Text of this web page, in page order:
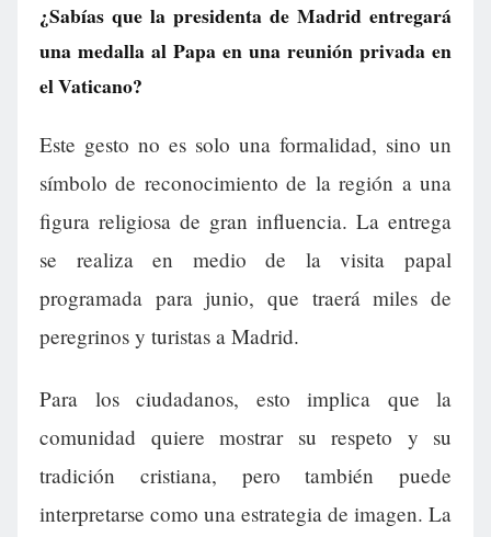
¿Sabías que la presidenta de Madrid entregará
una medalla al Papa en una reunión privada en
el Vaticano?
Este gesto no es solo una formalidad, sino un
símbolo de reconocimiento de la región a una
figura religiosa de gran influencia. La entrega
se realiza en medio de la visita papal
programada para junio, que traerá miles de
peregrinos y turistas a Madrid.
Para los ciudadanos, esto implica que la
comunidad quiere mostrar su respeto y su
tradición cristiana, pero también puede
interpretarse como una estrategia de imagen. La